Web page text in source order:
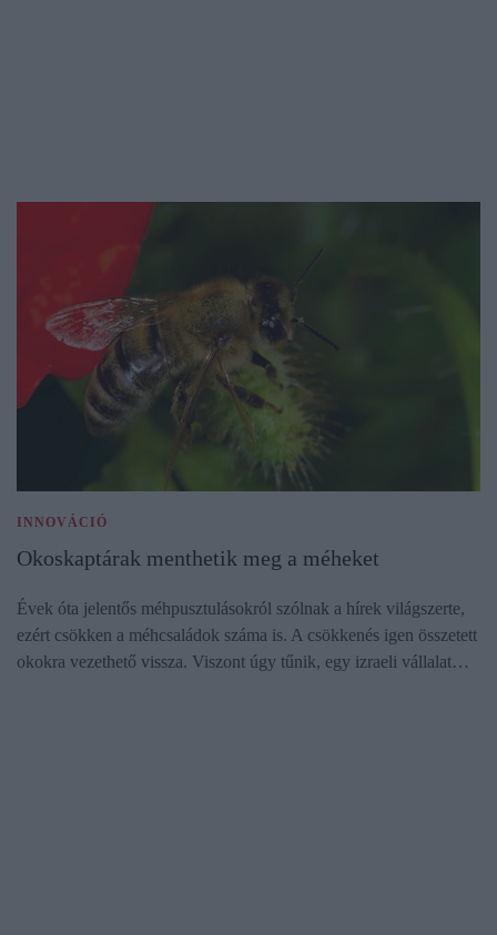
INNOVÁCIÓ
Okoskaptárak menthetik meg a méheket
Évek óta jelentős méhpusztulásokról szólnak a hírek világszerte,
ezért csökken a méhcsaládok száma is. A csökkenés igen összetett
okokra vezethető vissza. Viszont úgy tűnik, egy izraeli vállalat…